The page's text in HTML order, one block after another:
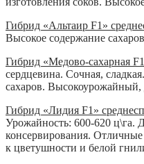
Гибрид «Альтаир F1»
Высокое содержание
Гибрид «Медово-сахарная
сердцевина. Сочная,
сахаров. Высокоурожайный,
Гибрид «Лидия F1»
Урожайность: 600-620 ц\га.
консервирования. Отличные
к цветушности и белой